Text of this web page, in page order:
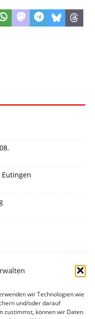
wir Technologien wie
und/oder darauf
zustimmst, können wir Daten
Eutingen